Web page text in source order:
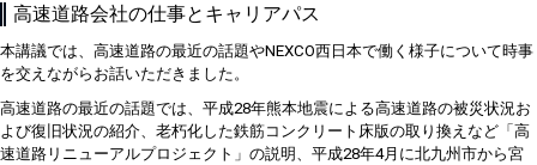
高速道路会社の仕事とキャリアパス
本講議では、高速道路の最近の話題やNEXCO西日本で働く様子について時事
を交えながらお話いただきました。
高速道路の最近の話題では、平成28年熊本地震による高速道路の被災状況お
よび復旧状況の紹介、老朽化した鉄筋コンクリート床版の取り換えなど「高
速道路リニューアルプロジェクト」の説明、平成28年4月に北九州市から宮